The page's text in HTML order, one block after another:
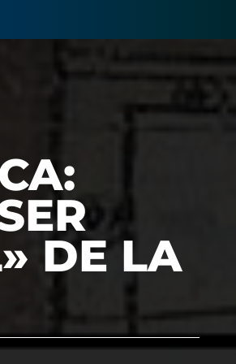
DE LA